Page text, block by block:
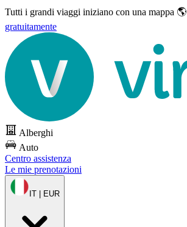
Tutti i grandi viaggi iniziano con una mappa 🌎
gratuitamente
Alberghi
Auto
Centro assistenza
Le mie prenotazioni
IT | EUR